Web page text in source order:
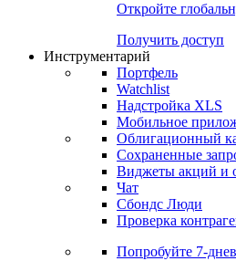
Откройте
Получить доступ
Инструментарий
Портфель
Watchlist
Надстройка XLS
Мобильное
Облигационный
Сохраненные
Виджеты акций и
Чат
Сбондс Люди
Проверка
Попробуйте 7-